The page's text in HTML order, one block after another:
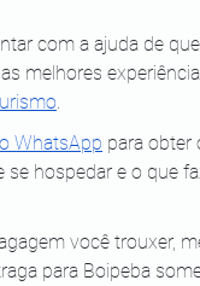
com a ajuda de
melhores
WhatsApp para obter
se hospedar e o que
você trouxer,
para Boipeba